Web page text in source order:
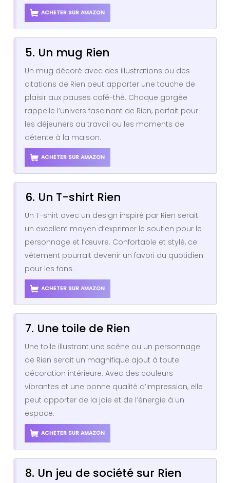
ACHETER SUR AMAZON
5. Un mug Rien
Un mug décoré avec des illustrations ou des
citations de Rien peut apporter une touche de
plaisir aux pauses café-thé. Chaque gorgée
rappelle l’univers fascinant de Rien, parfait pour
les déjeuners au travail ou les moments de
détente à la maison.
ACHETER SUR AMAZON
6. Un T-shirt Rien
Un T-shirt avec un design inspiré par Rien serait
un excellent moyen d’exprimer le soutien pour le
personnage et l’œuvre. Confortable et stylé, ce
vêtement pourrait devenir un favori du quotidien
pour les fans.
ACHETER SUR AMAZON
7. Une toile de Rien
Une toile illustrant une scène ou un personnage
de Rien serait un magnifique ajout à toute
décoration intérieure. Avec des couleurs
vibrantes et une bonne qualité d’impression, elle
peut apporter de la joie et de l’énergie à un
espace.
ACHETER SUR AMAZON
8. Un jeu de société sur Rien